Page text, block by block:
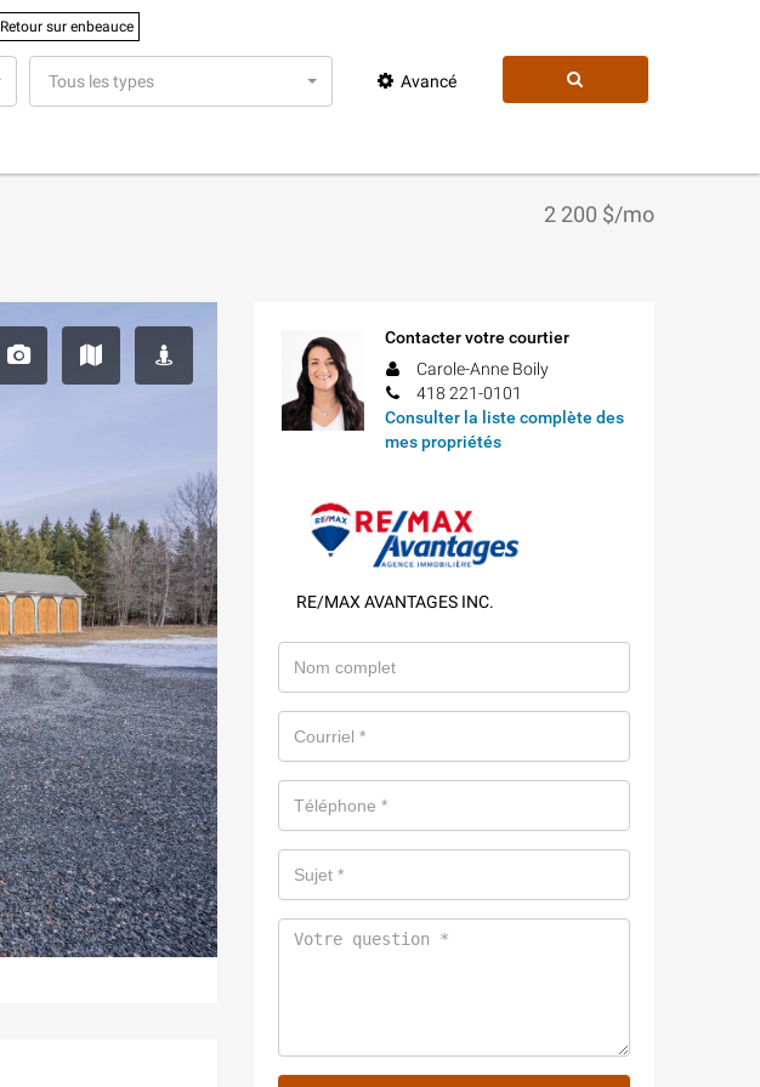
Retour sur enbeauce
Tous les types Avancé
2 200 $/mo
Contacter votre courtier
Carole-Anne Boily
418 221-0101
Consulter la liste complète des
mes propriétés
RE/MAX AVANTAGES INC.